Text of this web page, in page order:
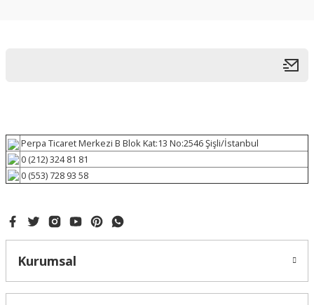
Perpa Ticaret Merkezi B Blok Kat:13 No:2546 Şişli/İstanbul
0 (212) 324 81 81
0 (553) 728 93 58
Kurumsal